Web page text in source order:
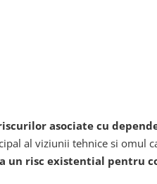
asociate cu
al viziunii tehnice si
un risc existential pentru